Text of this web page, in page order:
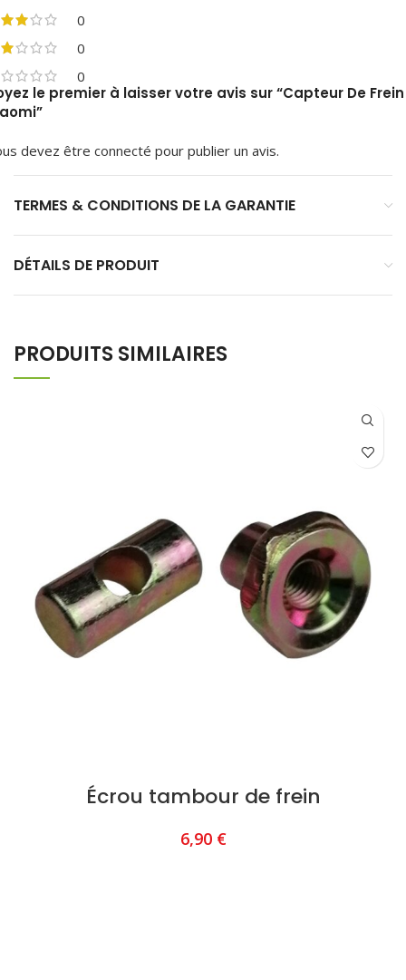
0
0
0
le premier à laisser votre avis sur “Capteur De Frein
devez être connecté pour publier un avis.
TERMES & CONDITIONS DE LA GARANTIE
DÉTAILS DE PRODUIT
PRODUITS SIMILAIRES
Écrou tambour de frein
6,90 €